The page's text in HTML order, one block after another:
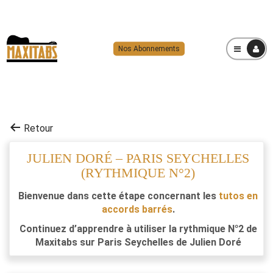
Nos Abonnements MENU
Retour
JULIEN DORÉ – PARIS SEYCHELLES
(RYTHMIQUE N°2)
Bienvenue dans cette étape concernant les tutos en
accords barrés.
Continuez d’apprendre à utiliser la rythmique N°2 de
Maxitabs sur Paris Seychelles de Julien Doré